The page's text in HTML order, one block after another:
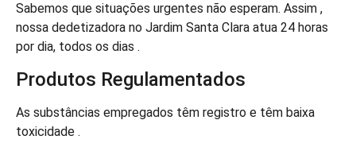
Sabemos que situações urgentes não esperam. Assim ,
nossa dedetizadora no Jardim Santa Clara atua 24 horas
por dia, todos os dias .
Produtos Regulamentados
As substâncias empregados têm registro e têm baixa
toxicidade .